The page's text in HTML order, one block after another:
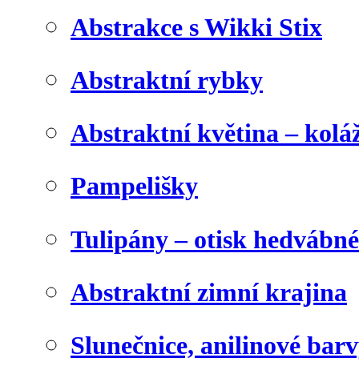
Abstrakce s Wikki Stix
Abstraktní rybky
Abstraktní květina –
Pampelišky
Tulipány – otisk
Abstraktní zimní krajina
Slunečnice, anilinové